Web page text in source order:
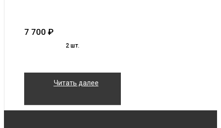
7 700 ₽
2 шт.
Читать далее